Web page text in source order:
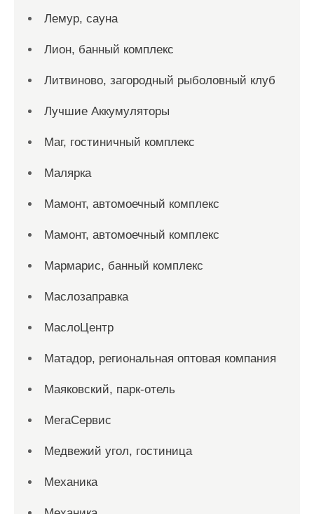
Лемур, сауна
Лион, банный комплекс
Литвиново, загородный рыболовный клуб
Лучшие Аккумуляторы
Маг, гостиничный комплекс
Малярка
Мамонт, автомоечный комплекс
Мамонт, автомоечный комплекс
Мармарис, банный комплекс
Маслозаправка
МаслоЦентр
Матадор, региональная оптовая компания
Маяковский, парк-отель
МегаСервис
Медвежий угол, гостиница
Механика